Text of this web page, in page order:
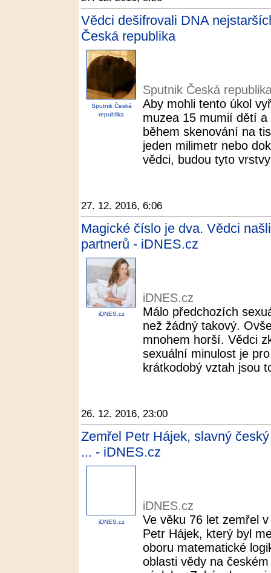
Vědci dešifrovali DNA
Česká republika
Sputnik Česká
republika
Sputnik Česká
Aby mohli tento úkol
muzea 15 mumií dětí a
během skenování na
jeden milimetr nebo
vědci, budou tyto
27. 12. 2016, 6:06
Magické číslo je dva. Vědci
partnerů - iDNES.cz
iDNES.cz
iDNES.cz
Málo předchozích
než žádný takový.
mnohem horší. Vědci
sexuální minulost je
krátkodobý vztah jsou
26. 12. 2016, 23:00
Zemřel Petr Hájek, slavný
... - iDNES.cz
iDNES.cz
iDNES.cz
Ve věku 76 let zemřel
Petr Hájek, který byl
oboru matematické
oblasti vědy na